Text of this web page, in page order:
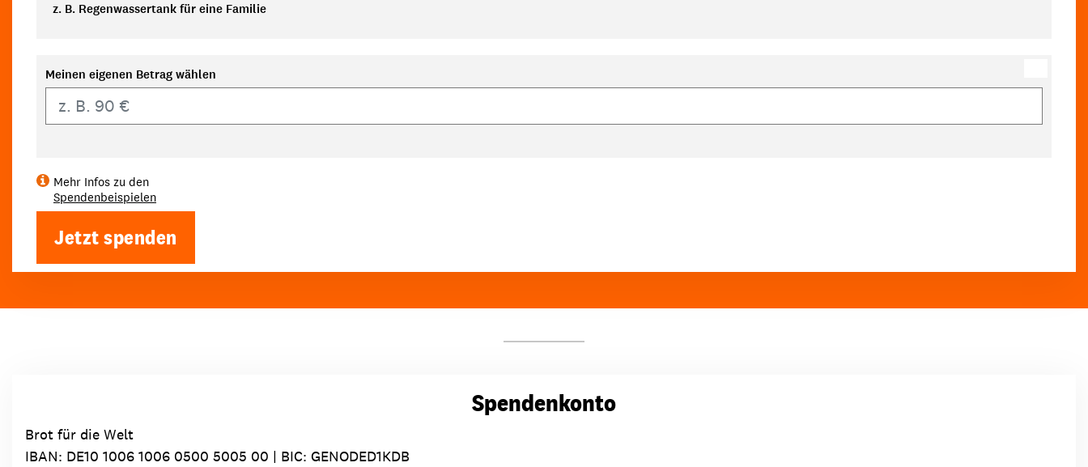
z. B. Regenwassertank für eine Familie
Meinen eigenen Betrag wählen
Mehr Infos zu den
Spendenbeispielen
Jetzt spenden
Spendenkonto
Brot für die Welt
IBAN: DE10 1006 1006 0500 5005 00 | BIC: GENODED1KDB